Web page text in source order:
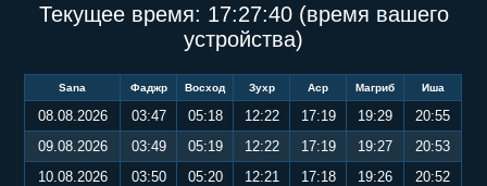
Текущее время: 17:27:41(время вашего
устройства)
Sana Фаджр Восход Зухр Аср Магриб Иша
08.08.2026 03:47 05:18 12:22 17:19 19:29
20:55
09.08.2026
03:49 05:19 12:22 17:19 19:27
20:53
10.08.2026
03:50 05:20 12:21 17:18 19:26
20:52